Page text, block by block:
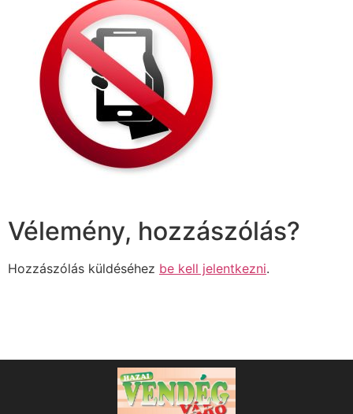
Vélemény, hozzászólás?
Hozzászólás küldéséhez be kell jelentkezni.